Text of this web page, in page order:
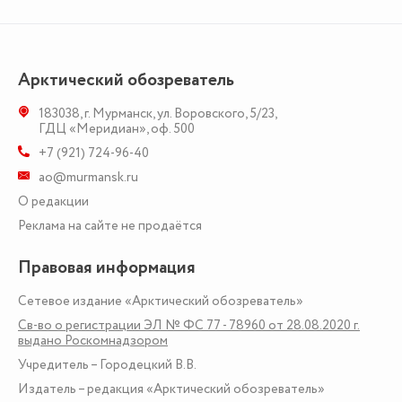
Арктический обозреватель
183038,г. Мурманск,ул. Воровского, 5/23,
ГДЦ «Меридиан», оф. 500
+7 (921) 724-96-40
ao@murmansk.ru
О редакции
Реклама на сайте не продаётся
Правовая информация
Сетевое издание «Арктический обозреватель»
Св-во о регистрации ЭЛ № ФС 77 - 78960 от 28.08.2020 г.
выдано Роскомнадзором
Учредитель – Городецкий В.В.
Издатель – редакция «Арктический обозреватель»